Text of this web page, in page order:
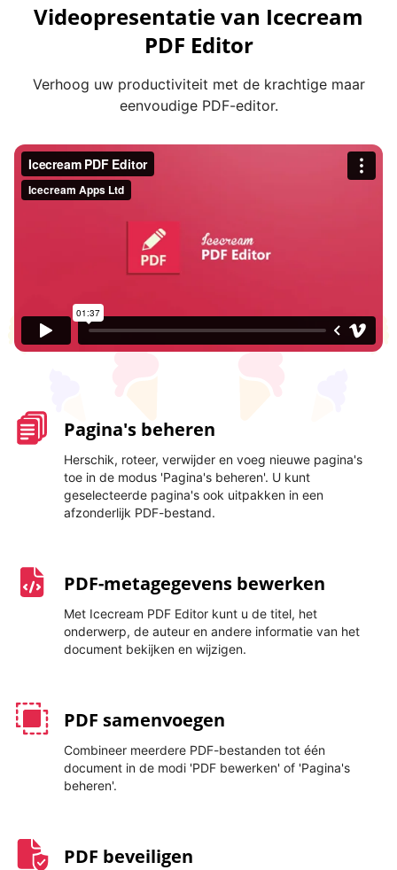
Videopresentatie van Icecream
PDF Editor
Verhoog uw productiviteit met de krachtige maar
eenvoudige PDF-editor.
Pagina's beheren
Herschik, roteer, verwijder en voeg nieuwe pagina's
toe in de modus 'Pagina's beheren'. U kunt
geselecteerde pagina's ook uitpakken in een
afzonderlijk PDF-bestand.
PDF-metagegevens bewerken
Met Icecream PDF Editor kunt u de titel, het
onderwerp, de auteur en andere informatie van het
document bekijken en wijzigen.
PDF samenvoegen
Combineer meerdere PDF-bestanden tot één
document in de modi 'PDF bewerken' of 'Pagina's
beheren'.
PDF beveiligen